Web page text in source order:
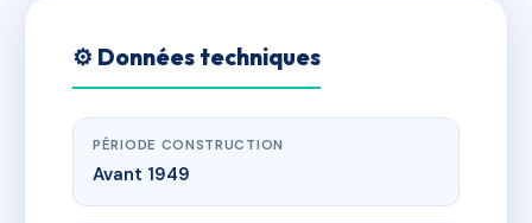
⚙️ Données techniques
PÉRIODE CONSTRUCTION
Avant 1949